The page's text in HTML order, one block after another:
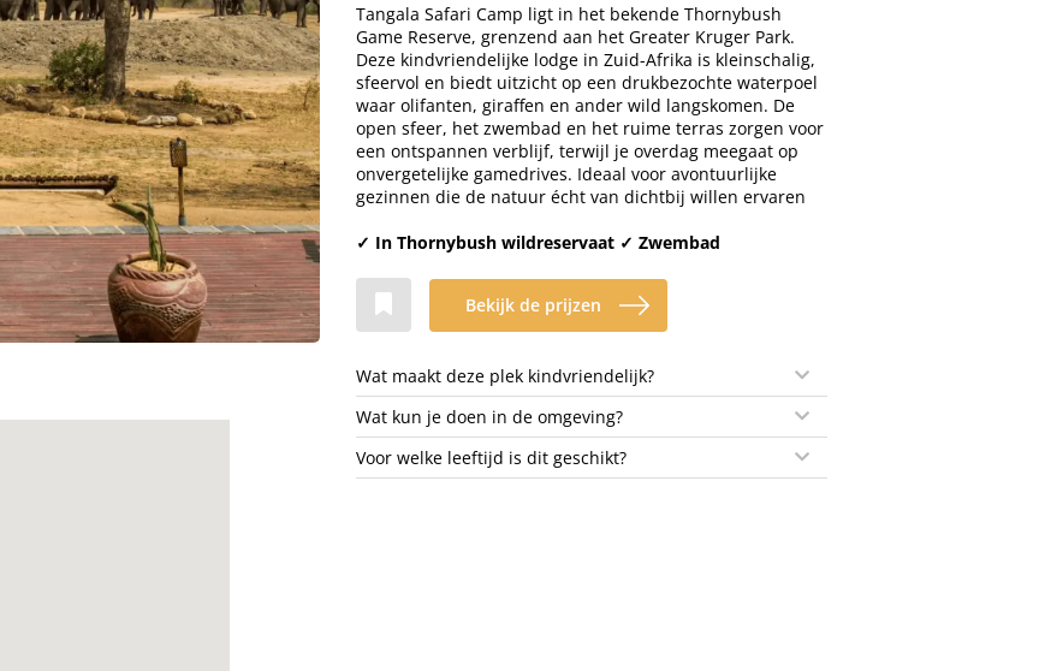
Tangala Safari Camp ligt in het bekende Thornybush
Game Reserve, grenzend aan het Greater Kruger Park.
Deze kindvriendelijke lodge in Zuid-Afrika is kleinschalig,
sfeervol en biedt uitzicht op een drukbezochte waterpoel
waar olifanten, giraffen en ander wild langskomen. De
open sfeer, het zwembad en het ruime terras zorgen voor
een ontspannen verblijf, terwijl je overdag meegaat op
onvergetelijke gamedrives. Ideaal voor avontuurlijke
gezinnen die de natuur écht van dichtbij willen ervaren
✓ In Thornybush wildreservaat ✓ Zwembad
Bekijk de prijzen
Wat maakt deze plek kindvriendelijk?
Wat kun je doen in de omgeving?
Voor welke leeftijd is dit geschikt?